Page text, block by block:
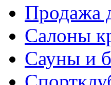
Продажа
Салоны
Сауны и